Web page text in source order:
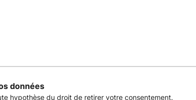
données
hypothèse du droit de retirer votre consentement.